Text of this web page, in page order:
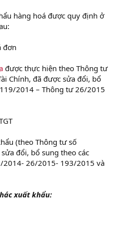
hàng hoá được quy định ở
đơn
được thực hiện theo Thông tư
Chính, đã được sửa đổi, bổ
2014 – Thông tư 26/2015
(theo Thông tư số
đổi, bổ sung theo các
26/2015- 193/2015 và
xuất khẩu: